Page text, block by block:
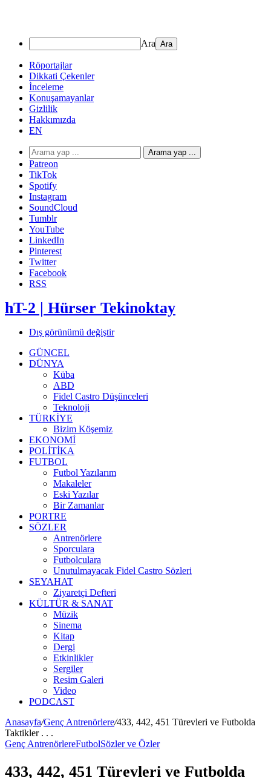
Ara
Röportajlar
Dikkati Çekenler
İnceleme
Konuşamayanlar
Gizlilik
Hakkımızda
EN
Arama yap ...
Patreon
TikTok
Spotify
Instagram
SoundCloud
Tumblr
YouTube
LinkedIn
Pinterest
Twitter
Facebook
RSS
hT-2 | Hürser Tekinoktay
Dış görünümü değiştir
GÜNCEL
DÜNYA
Küba
ABD
Fidel Castro Düşünceleri
Teknoloji
TÜRKİYE
Bizim Köşemiz
EKONOMİ
POLİTİKA
FUTBOL
Futbol Yazılarım
Makaleler
Eski Yazılar
Bir Zamanlar
PORTRE
SÖZLER
Antrenörlere
Sporculara
Futbolculara
Unutulmayacak Fidel Castro Sözleri
SEYAHAT
Ziyaretçi Defteri
KÜLTÜR & SANAT
Müzik
Sinema
Kitap
Dergi
Etkinlikler
Sergiler
Resim Galeri
Video
PODCAST
Anasayfa/Genç Antrenörlere/433, 442, 451 Türevleri ve Futbolda
Taktikler . . .
Genç AntrenörlereFutbolSözler ve Özler
433, 442, 451 Türevleri ve Futbolda